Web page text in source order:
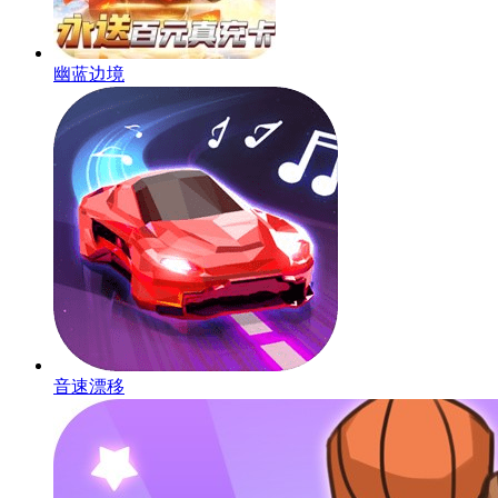
幽蓝边境
音速漂移